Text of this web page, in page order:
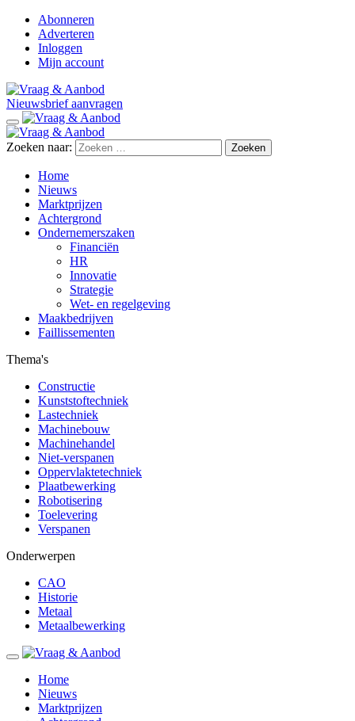
Abonneren
Adverteren
Inloggen
Mijn account
Nieuwsbrief aanvragen
Zoeken naar:
Home
Nieuws
Marktprijzen
Achtergrond
Ondernemerszaken
Financiën
HR
Innovatie
Strategie
Wet- en regelgeving
Maakbedrijven
Faillissementen
Thema's
Constructie
Kunststoftechniek
Lastechniek
Machinebouw
Machinehandel
Niet-verspanen
Oppervlaktetechniek
Plaatbewerking
Robotisering
Toelevering
Verspanen
Onderwerpen
CAO
Historie
Metaal
Metaalbewerking
Home
Nieuws
Marktprijzen